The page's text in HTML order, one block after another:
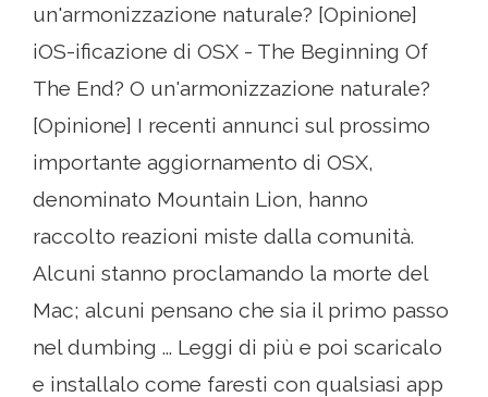
un'armonizzazione naturale? [Opinione]
iOS-ificazione di OSX - The Beginning Of
The End? O un'armonizzazione naturale?
[Opinione] I recenti annunci sul prossimo
importante aggiornamento di OSX,
denominato Mountain Lion, hanno
raccolto reazioni miste dalla comunità.
Alcuni stanno proclamando la morte del
Mac; alcuni pensano che sia il primo passo
nel dumbing ... Leggi di più e poi scaricalo
e installalo come faresti con qualsiasi app